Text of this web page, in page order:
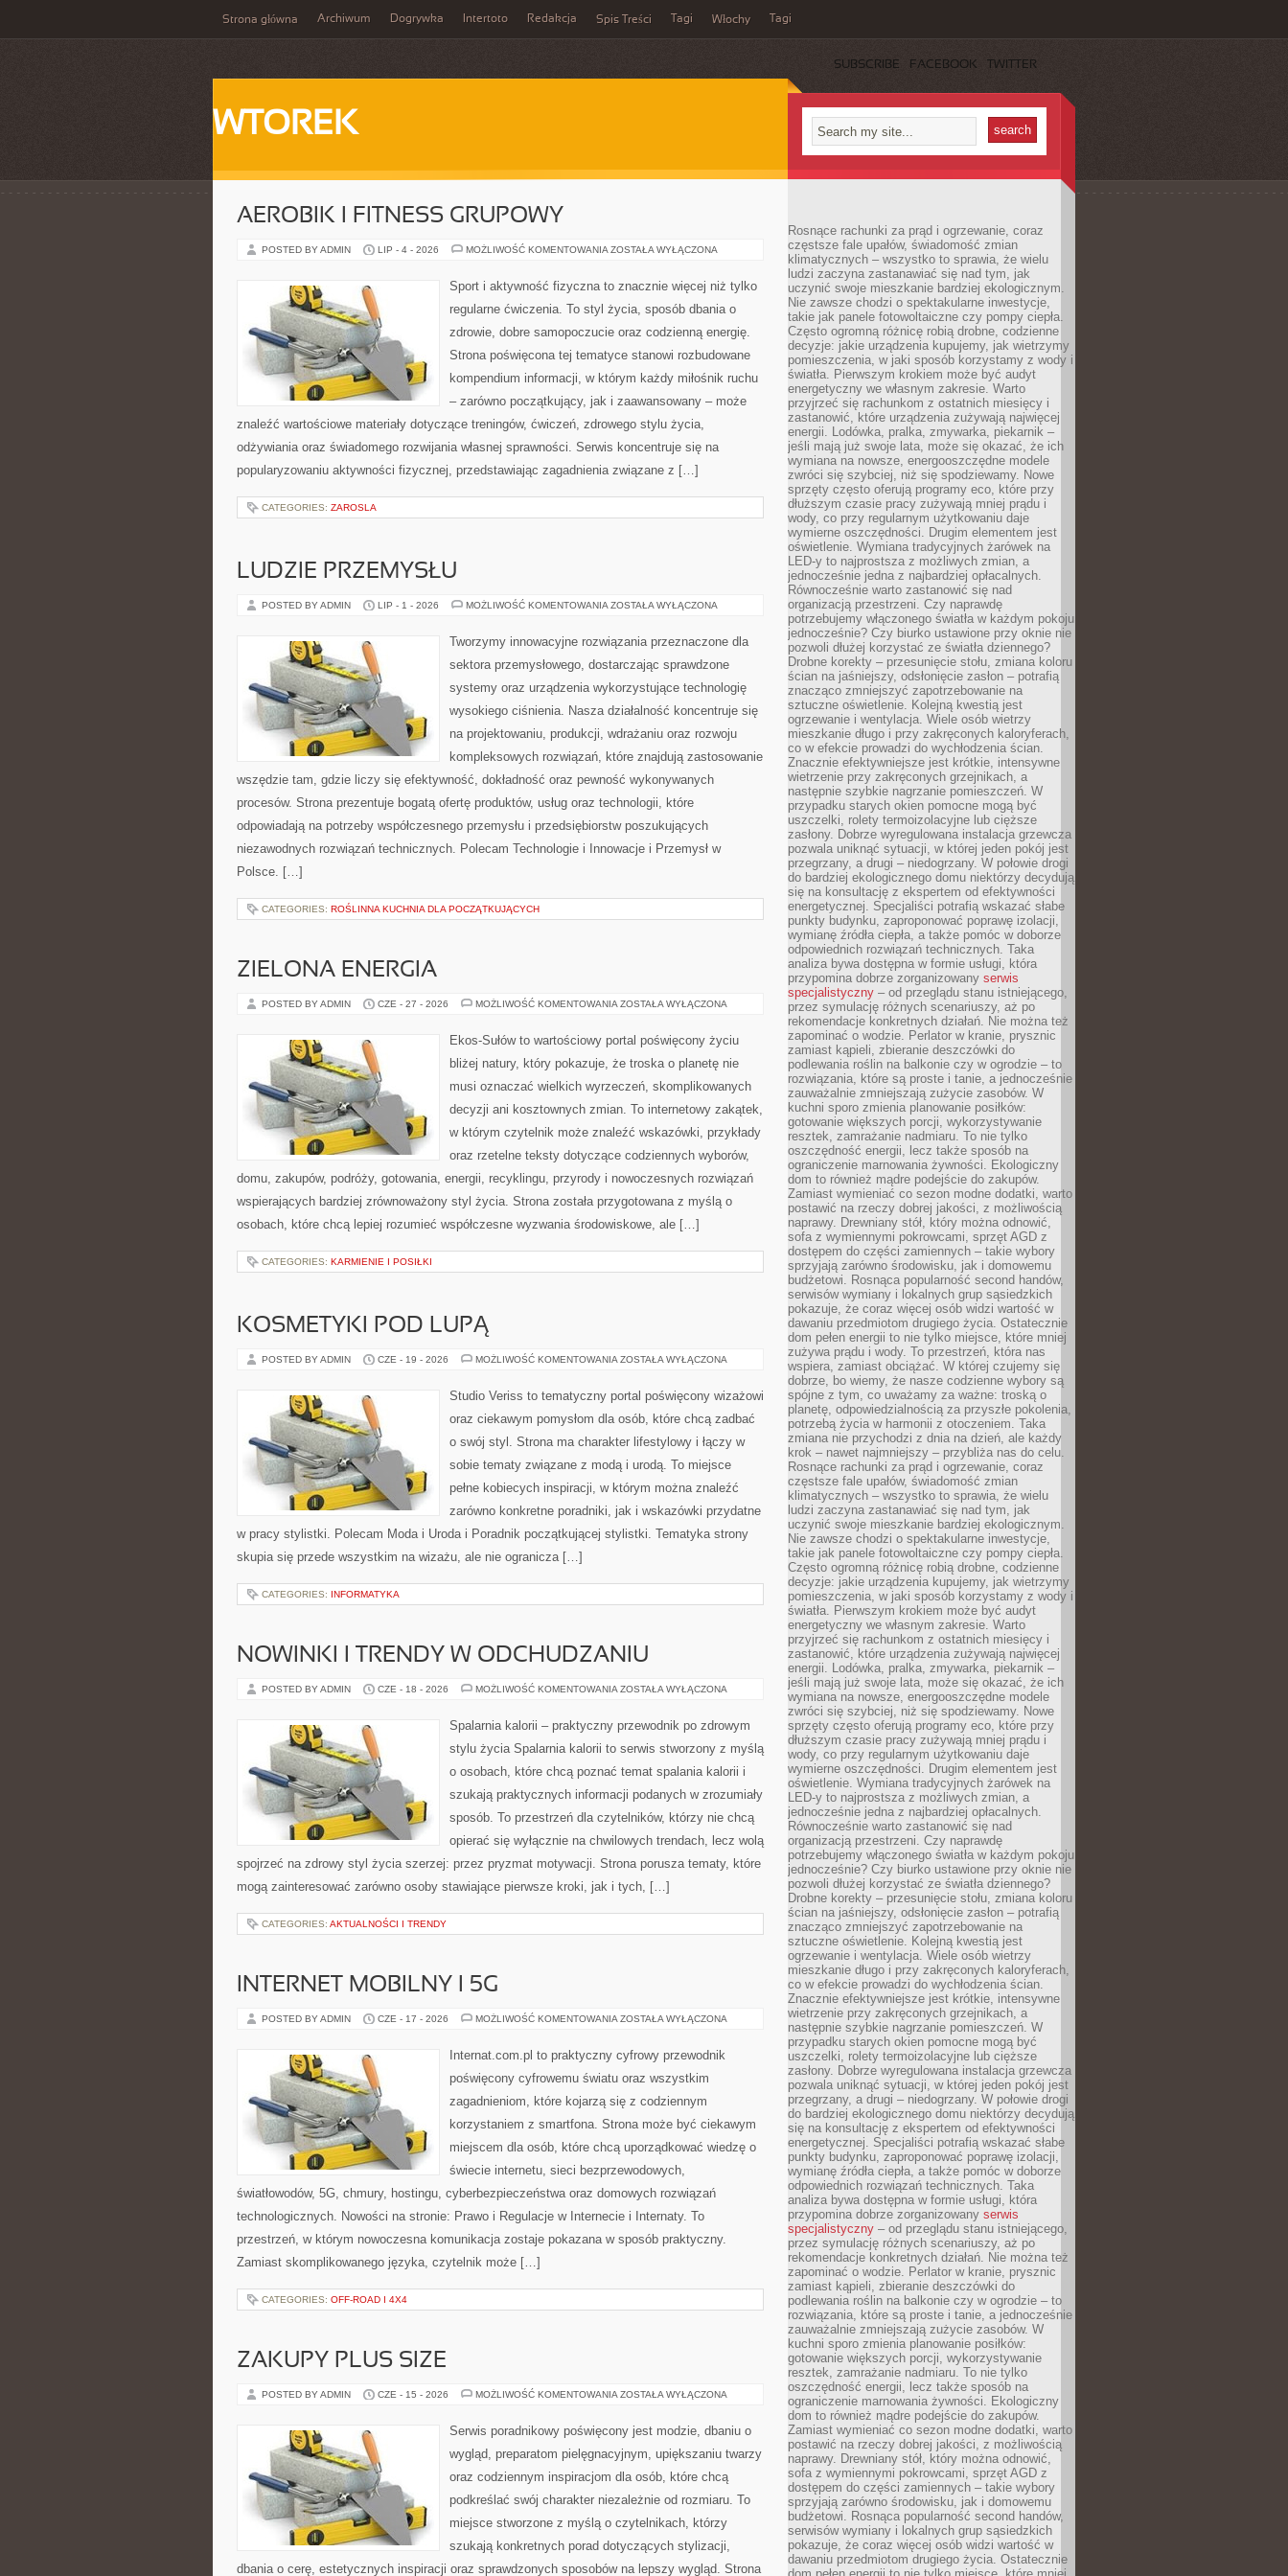
Strona główna Archiwum Dogrywka Intertoto Redakcja Spis Treści Tagi Włochy Tagi
SUBSCRIBE FACEBOOK TWITTER
WTOREK
AEROBIK I FITNESS GRUPOWY
POSTED BY ADMIN LIP - 4 - 2026 MOŻLIWOŚĆ KOMENTOWANIA AEROBIK
GRUPOWY
ZOSTAŁA WYŁĄCZONA
Sport i aktywność fizyczna to znacznie więcej niż tylko
regularne ćwiczenia. To styl życia, sposób dbania o
zdrowie, dobre samopoczucie oraz codzienną energię.
Strona poświęcona tej tematyce stanowi rozbudowane
kompendium informacji, w którym każdy miłośnik ruchu
– zarówno początkujący, jak i zaawansowany – może
znaleźć wartościowe materiały dotyczące treningów, ćwiczeń, zdrowego stylu życia,
odżywiania oraz świadomego rozwijania własnej sprawności. Serwis koncentruje się na
popularyzowaniu aktywności fizycznej, przedstawiając zagadnienia związane z […]
CATEGORIES: ZAROSLA
LUDZIE PRZEMYSŁU
POSTED BY ADMIN LIP - 1 - 2026 MOŻLIWOŚĆ KOMENTOWANIA LUDZIE
ZOSTAŁA WYŁĄCZONA
Tworzymy innowacyjne rozwiązania przeznaczone dla
sektora przemysłowego, dostarczając sprawdzone
systemy oraz urządzenia wykorzystujące technologię
wysokiego ciśnienia. Nasza działalność koncentruje się
na projektowaniu, produkcji, wdrażaniu oraz rozwoju
kompleksowych rozwiązań, które znajdują zastosowanie
wszędzie tam, gdzie liczy się efektywność, dokładność oraz pewność wykonywanych
procesów. Strona prezentuje bogatą ofertę produktów, usług oraz technologii, które
odpowiadają na potrzeby współczesnego przemysłu i przedsiębiorstw poszukujących
niezawodnych rozwiązań technicznych. Polecam Technologie i Innowacje i Przemysł w
Polsce. […]
CATEGORIES: ROŚLINNA KUCHNIA DLA POCZĄTKUJĄCYCH
ZIELONA ENERGIA
POSTED BY ADMIN CZE - 27 - 2026 MOŻLIWOŚĆ KOMENTOWANIA ZIELONA
ZOSTAŁA WYŁĄCZONA
Ekos-Sułów to wartościowy portal poświęcony życiu
bliżej natury, który pokazuje, że troska o planetę nie
musi oznaczać wielkich wyrzeczeń, skomplikowanych
decyzji ani kosztownych zmian. To internetowy zakątek,
w którym czytelnik może znaleźć wskazówki, przykłady
oraz rzetelne teksty dotyczące codziennych wyborów,
domu, zakupów, podróży, gotowania, energii, recyklingu, przyrody i nowoczesnych rozwiązań
wspierających bardziej zrównoważony styl życia. Strona została przygotowana z myślą o
osobach, które chcą lepiej rozumieć współczesne wyzwania środowiskowe, ale […]
CATEGORIES: KARMIENIE I POSIŁKI
KOSMETYKI POD LUPĄ
POSTED BY ADMIN CZE - 19 - 2026 MOŻLIWOŚĆ KOMENTOWANIA KOSMETYKI
ZOSTAŁA WYŁĄCZONA
Studio Veriss to tematyczny portal poświęcony wizażowi
oraz ciekawym pomysłom dla osób, które chcą zadbać
o swój styl. Strona ma charakter lifestylowy i łączy w
sobie tematy związane z modą i urodą. To miejsce
pełne kobiecych inspiracji, w którym można znaleźć
zarówno konkretne poradniki, jak i wskazówki przydatne
w pracy stylistki. Polecam Moda i Uroda i Poradnik początkującej stylistki. Tematyka strony
skupia się przede wszystkim na wizażu, ale nie ogranicza […]
CATEGORIES: INFORMATYKA
NOWINKI I TRENDY W ODCHUDZANIU
POSTED BY ADMIN CZE - 18 - 2026 MOŻLIWOŚĆ KOMENTOWANIA NOWINKI
ODCHUDZANIU
ZOSTAŁA WYŁĄCZONA
Spalarnia kalorii – praktyczny przewodnik po zdrowym
stylu życia Spalarnia kalorii to serwis stworzony z myślą
o osobach, które chcą poznać temat spalania kalorii i
szukają praktycznych informacji podanych w zrozumiały
sposób. To przestrzeń dla czytelników, którzy nie chcą
opierać się wyłącznie na chwilowych trendach, lecz wolą
spojrzeć na zdrowy styl życia szerzej: przez pryzmat motywacji. Strona porusza tematy, które
mogą zainteresować zarówno osoby stawiające pierwsze kroki, jak i tych, […]
CATEGORIES: AKTUALNOŚCI I TRENDY
INTERNET MOBILNY I 5G
POSTED BY ADMIN CZE - 17 - 2026 MOŻLIWOŚĆ KOMENTOWANIA INTERNET
5G
ZOSTAŁA WYŁĄCZONA
Internat.com.pl to praktyczny cyfrowy przewodnik
poświęcony cyfrowemu światu oraz wszystkim
zagadnieniom, które kojarzą się z codziennym
korzystaniem z smartfona. Strona może być ciekawym
miejscem dla osób, które chcą uporządkować wiedzę o
świecie internetu, sieci bezprzewodowych,
światłowodów, 5G, chmury, hostingu, cyberbezpieczeństwa oraz domowych rozwiązań
technologicznych. Nowości na stronie: Prawo i Regulacje w Internecie i Internaty. To
przestrzeń, w którym nowoczesna komunikacja zostaje pokazana w sposób praktyczny.
Zamiast skomplikowanego języka, czytelnik może […]
CATEGORIES: OFF-ROAD I 4X4
ZAKUPY PLUS SIZE
POSTED BY ADMIN CZE - 15 - 2026 MOŻLIWOŚĆ KOMENTOWANIA ZAKUPY
ZOSTAŁA WYŁĄCZONA
Serwis poradnikowy poświęcony jest modzie, dbaniu o
wygląd, preparatom pielęgnacyjnym, upiększaniu twarzy
oraz codziennym inspiracjom dla osób, które chcą
podkreślać swój charakter niezależnie od rozmiaru. To
miejsce stworzone z myślą o czytelnikach, którzy
szukają konkretnych porad dotyczących stylizacji,
dbania o cerę, estetycznych inspiracji oraz sprawdzonych sposobów na lepszy wygląd. Strona
Rosnące rachunki za prąd i ogrzewanie, coraz
częstsze fale upałów, świadomość zmian
klimatycznych – wszystko to sprawia, że wielu
ludzi zaczyna zastanawiać się nad tym, jak
uczynić swoje mieszkanie bardziej ekologicznym.
Nie zawsze chodzi o spektakularne inwestycje,
takie jak panele fotowoltaiczne czy pompy ciepła.
Często ogromną różnicę robią drobne, codzienne
decyzje: jakie urządzenia kupujemy, jak wietrzymy
pomieszczenia, w jaki sposób korzystamy z wody i
światła. Pierwszym krokiem może być audyt
energetyczny we własnym zakresie. Warto
przyjrzeć się rachunkom z ostatnich miesięcy i
zastanowić, które urządzenia zużywają najwięcej
energii. Lodówka, pralka, zmywarka, piekarnik –
jeśli mają już swoje lata, może się okazać, że ich
wymiana na nowsze, energooszczędne modele
zwróci się szybciej, niż się spodziewamy. Nowe
sprzęty często oferują programy eco, które przy
dłuższym czasie pracy zużywają mniej prądu i
wody, co przy regularnym użytkowaniu daje
wymierne oszczędności. Drugim elementem jest
oświetlenie. Wymiana tradycyjnych żarówek na
LED-y to najprostsza z możliwych zmian, a
jednocześnie jedna z najbardziej opłacalnych.
Równocześnie warto zastanowić się nad
organizacją przestrzeni. Czy naprawdę
potrzebujemy włączonego światła w każdym pokoju
jednocześnie? Czy biurko ustawione przy oknie nie
pozwoli dłużej korzystać ze światła dziennego?
Drobne korekty – przesunięcie stołu, zmiana koloru
ścian na jaśniejszy, odsłonięcie zasłon – potrafią
znacząco zmniejszyć zapotrzebowanie na
sztuczne oświetlenie. Kolejną kwestią jest
ogrzewanie i wentylacja. Wiele osób wietrzy
mieszkanie długo i przy zakręconych kaloryferach,
co w efekcie prowadzi do wychłodzenia ścian.
Znacznie efektywniejsze jest krótkie, intensywne
wietrzenie przy zakręconych grzejnikach, a
następnie szybkie nagrzanie pomieszczeń. W
przypadku starych okien pomocne mogą być
uszczelki, rolety termoizolacyjne lub cięższe
zasłony. Dobrze wyregulowana instalacja grzewcza
pozwala uniknąć sytuacji, w której jeden pokój jest
przegrzany, a drugi – niedogrzany. W połowie drogi
do bardziej ekologicznego domu niektórzy decydują
się na konsultację z ekspertem od efektywności
energetycznej. Specjaliści potrafią wskazać słabe
punkty budynku, zaproponować poprawę izolacji,
wymianę źródła ciepła, a także pomóc w doborze
odpowiednich rozwiązań technicznych. Taka
analiza bywa dostępna w formie usługi, która
przypomina dobrze zorganizowany serwis
specjalistyczny – od przeglądu stanu istniejącego,
przez symulację różnych scenariuszy, aż po
rekomendacje konkretnych działań. Nie można też
zapominać o wodzie. Perlator w kranie, prysznic
zamiast kąpieli, zbieranie deszczówki do
podlewania roślin na balkonie czy w ogrodzie – to
rozwiązania, które są proste i tanie, a jednocześnie
zauważalnie zmniejszają zużycie zasobów. W
kuchni sporo zmienia planowanie posiłków:
gotowanie większych porcji, wykorzystywanie
resztek, zamrażanie nadmiaru. To nie tylko
oszczędność energii, lecz także sposób na
ograniczenie marnowania żywności. Ekologiczny
dom to również mądre podejście do zakupów.
Zamiast wymieniać co sezon modne dodatki, warto
postawić na rzeczy dobrej jakości, z możliwością
naprawy. Drewniany stół, który można odnowić,
sofa z wymiennymi pokrowcami, sprzęt AGD z
dostępem do części zamiennych – takie wybory
sprzyjają zarówno środowisku, jak i domowemu
budżetowi. Rosnąca popularność second handów,
serwisów wymiany i lokalnych grup sąsiedzkich
pokazuje, że coraz więcej osób widzi wartość w
dawaniu przedmiotom drugiego życia. Ostatecznie
dom pełen energii to nie tylko miejsce, które mniej
zużywa prądu i wody. To przestrzeń, która nas
wspiera, zamiast obciążać. W której czujemy się
dobrze, bo wiemy, że nasze codzienne wybory są
spójne z tym, co uważamy za ważne: troską o
planetę, odpowiedzialnością za przyszłe pokolenia,
potrzebą życia w harmonii z otoczeniem. Taka
zmiana nie przychodzi z dnia na dzień, ale każdy
krok – nawet najmniejszy – przybliża nas do celu.
Rosnące rachunki za prąd i ogrzewanie, coraz
częstsze fale upałów, świadomość zmian
klimatycznych – wszystko to sprawia, że wielu
ludzi zaczyna zastanawiać się nad tym, jak
uczynić swoje mieszkanie bardziej ekologicznym.
Nie zawsze chodzi o spektakularne inwestycje,
takie jak panele fotowoltaiczne czy pompy ciepła.
Często ogromną różnicę robią drobne, codzienne
decyzje: jakie urządzenia kupujemy, jak wietrzymy
pomieszczenia, w jaki sposób korzystamy z wody i
światła. Pierwszym krokiem może być audyt
energetyczny we własnym zakresie. Warto
przyjrzeć się rachunkom z ostatnich miesięcy i
zastanowić, które urządzenia zużywają najwięcej
energii. Lodówka, pralka, zmywarka, piekarnik –
jeśli mają już swoje lata, może się okazać, że ich
wymiana na nowsze, energooszczędne modele
zwróci się szybciej, niż się spodziewamy. Nowe
sprzęty często oferują programy eco, które przy
dłuższym czasie pracy zużywają mniej prądu i
wody, co przy regularnym użytkowaniu daje
wymierne oszczędności. Drugim elementem jest
oświetlenie. Wymiana tradycyjnych żarówek na
LED-y to najprostsza z możliwych zmian, a
jednocześnie jedna z najbardziej opłacalnych.
Równocześnie warto zastanowić się nad
organizacją przestrzeni. Czy naprawdę
potrzebujemy włączonego światła w każdym pokoju
jednocześnie? Czy biurko ustawione przy oknie nie
pozwoli dłużej korzystać ze światła dziennego?
Drobne korekty – przesunięcie stołu, zmiana koloru
ścian na jaśniejszy, odsłonięcie zasłon – potrafią
znacząco zmniejszyć zapotrzebowanie na
sztuczne oświetlenie. Kolejną kwestią jest
ogrzewanie i wentylacja. Wiele osób wietrzy
mieszkanie długo i przy zakręconych kaloryferach,
co w efekcie prowadzi do wychłodzenia ścian.
Znacznie efektywniejsze jest krótkie, intensywne
wietrzenie przy zakręconych grzejnikach, a
następnie szybkie nagrzanie pomieszczeń. W
przypadku starych okien pomocne mogą być
uszczelki, rolety termoizolacyjne lub cięższe
zasłony. Dobrze wyregulowana instalacja grzewcza
pozwala uniknąć sytuacji, w której jeden pokój jest
przegrzany, a drugi – niedogrzany. W połowie drogi
do bardziej ekologicznego domu niektórzy decydują
się na konsultację z ekspertem od efektywności
energetycznej. Specjaliści potrafią wskazać słabe
punkty budynku, zaproponować poprawę izolacji,
wymianę źródła ciepła, a także pomóc w doborze
odpowiednich rozwiązań technicznych. Taka
analiza bywa dostępna w formie usługi, która
przypomina dobrze zorganizowany serwis
specjalistyczny – od przeglądu stanu istniejącego,
przez symulację różnych scenariuszy, aż po
rekomendacje konkretnych działań. Nie można też
zapominać o wodzie. Perlator w kranie, prysznic
zamiast kąpieli, zbieranie deszczówki do
podlewania roślin na balkonie czy w ogrodzie – to
rozwiązania, które są proste i tanie, a jednocześnie
zauważalnie zmniejszają zużycie zasobów. W
kuchni sporo zmienia planowanie posiłków:
gotowanie większych porcji, wykorzystywanie
resztek, zamrażanie nadmiaru. To nie tylko
oszczędność energii, lecz także sposób na
ograniczenie marnowania żywności. Ekologiczny
dom to również mądre podejście do zakupów.
Zamiast wymieniać co sezon modne dodatki, warto
postawić na rzeczy dobrej jakości, z możliwością
naprawy. Drewniany stół, który można odnowić,
sofa z wymiennymi pokrowcami, sprzęt AGD z
dostępem do części zamiennych – takie wybory
sprzyjają zarówno środowisku, jak i domowemu
budżetowi. Rosnąca popularność second handów,
serwisów wymiany i lokalnych grup sąsiedzkich
pokazuje, że coraz więcej osób widzi wartość w
dawaniu przedmiotom drugiego życia. Ostatecznie